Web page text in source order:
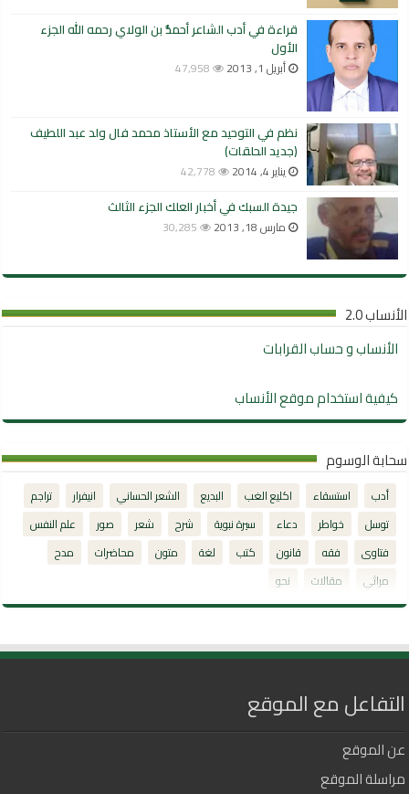
قراءة في أدب الشاعر أحمدُّ بن الولاي رحمه الله الجزء
الأول
أبريل 1, 2013 47,958
نظم في التوحيد مع الأستاذ محمد فال ولد عبد اللطيف
(جديد الحلقات)
يناير 4, 2014 42,778
جيدة السبك في أخبار العلك الجزء الثالث
مارس 18, 2013 30,285
الأنساب 2.0
الأنساب و حساب القرابات
كيفية استخدام موقع الأنساب
سحابة الوسوم
أدب استسقاء اكليع الغب البديع الشعر الحساني انيفرار
تراجم
توسل
خواطر دعاء سيرة نبوية شرح شعر صور
علم النفس
فتاوى
فقه قانون كتب لغة متون محاضرات
مدح
مراثي
مقالات نحو
التفاعل مع الموقع
عن الموقع
مراسلة الموقع